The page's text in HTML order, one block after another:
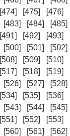
[474] [475] [476]
[483] [484] [485]
[491] [492] [493]
[500] [501] [502]
[508] [509] [510]
[517] [518] [519]
[526] [527] [528]
[534] [535] [536]
[543] [544] [545]
[551] [552] [553]
[560] [561] [562]